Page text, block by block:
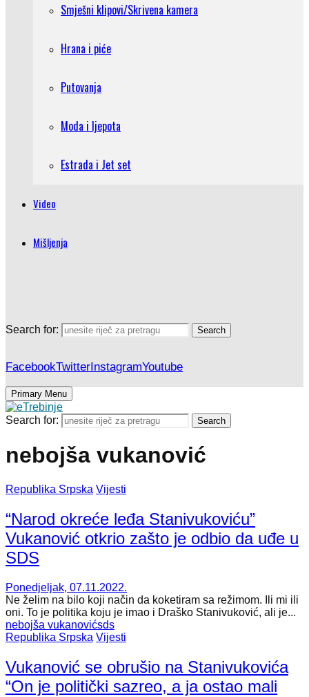
Smješni klipovi/Skrivena kamera
Hrana i piće
Putovanja
Moda i ljepota
Estrada i Jet set
Video
Mišljenja
Search for: Search
FacebookTwitterInstagramYoutube
Primary Menu
Search for: Search
nebojša vukanović
Republika Srpska Vijesti
“Narod okreće leđa Stanivukoviću”
Vukanović otkrio zašto je odbio da uđe u
SDS
Ponedjeljak, 07.11.2022.
Ne želim na bilo koji način da koketiram sa režimom. Ili mi ili
oni. To je politika koju je imao i Draško Stanivuković, ali je...
nebojša vukanovićsds
Republika Srpska Vijesti
Vukanović se obrušio na Stanivukovića
“On je politički sazreo, a ja ostao mali